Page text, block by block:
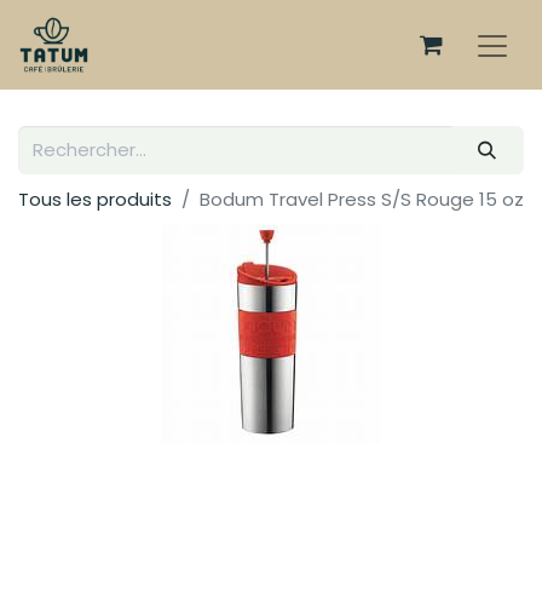
Tous les produits Bodum Travel Press S/S Rouge 15 oz